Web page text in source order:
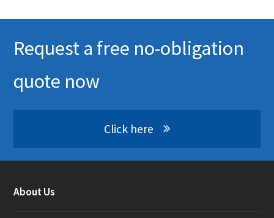
Request a free no-obligation
quote now
Click here
About Us